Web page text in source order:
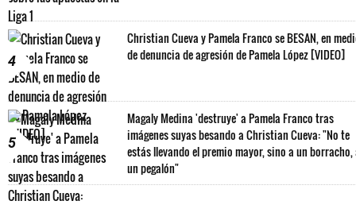
4
Christian Cueva y Pamela Franco se BESAN, en
de denuncia de agresión de Pamela López [VIDEO]
5
Magaly Medina 'destruye' a Pamela Franco tras
imágenes suyas besando a Christian Cueva: "No te
estás llevando el premio mayor, sino a un borracho,
un pegalón"